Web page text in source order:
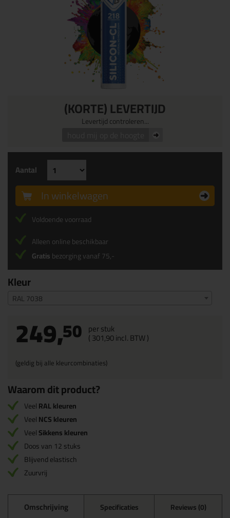
(KORTE) LEVERTIJD
Levertijd controleren...
Kleur
RAL 7038
249,50 per stuk
(301,90incl. BTW )
(geldig bij alle kleurcombinaties)
Aantal
In winkelwagen
Voldoende voorraad
Alleen online beschikbaar
Gratisbezorging vanaf 75,-
Waarom dit product?
VeelRAL kleuren
VeelNCS kleuren
VeelSikkens kleuren
Doos van 12 stuks
Blijvend elastisch
Zuurvrij
Omschrijving Specificaties Reviews (0)